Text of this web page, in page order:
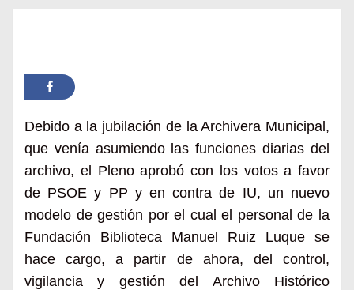
Debido a la jubilación de la Archivera Municipal,
que venía asumiendo las funciones diarias del
archivo, el Pleno aprobó con los votos a favor
de PSOE y PP y en contra de IU, un nuevo
modelo de gestión por el cual el personal de la
Fundación Biblioteca Manuel Ruiz Luque se
hace cargo, a partir de ahora, del control,
vigilancia y gestión del Archivo Histórico